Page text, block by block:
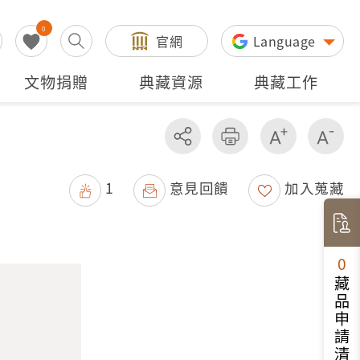
0
官網 Language
文物捐贈 典藏資源 典藏工作
分享 友善列印 增加字級
1 意見回饋 加入蒐藏
0
藏品申請清單